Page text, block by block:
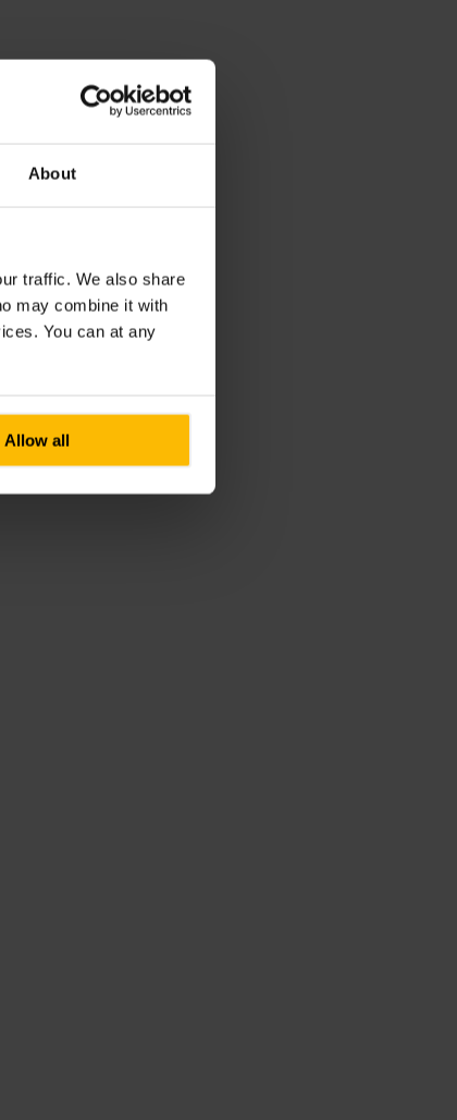
About
traffic. We also share
may combine it with
You can at any
Allow all